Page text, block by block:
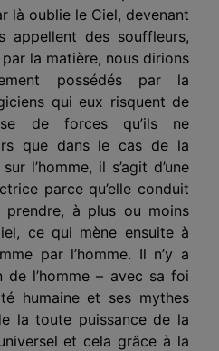
là oublie le Ciel, devenant
appellent des souffleurs,
la matière, nous dirions
possédés par la
qui eux risquent de
de forces qu’ils ne
que dans le cas de la
l’homme, il s’agit d’une
parce qu’elle conduit
à plus ou moins
ce qui mène ensuite à
par l’homme. Il n’y a
de l’homme – avec sa foi
humaine et ses mythes
la toute puissance de la
et cela grâce à la